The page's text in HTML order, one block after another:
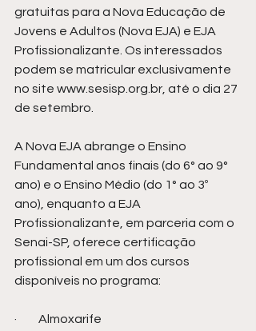
gratuitas para a Nova Educação de
Jovens e Adultos (Nova EJA) e EJA
Profissionalizante. Os interessados
podem se matricular exclusivamente
no site www.sesisp.org.br , até o dia 27
de setembro.
A Nova EJA abrange o Ensino
Fundamental anos finais (do 6° ao 9°
ano) e o Ensino Médio (do 1° ao 3º
ano), enquanto a EJA
Profissionalizante, em parceria com o
Senai-SP, oferece certificação
profissional em um dos cursos
disponíveis no programa:
·         Almoxarife